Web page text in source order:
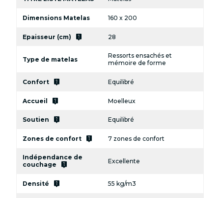
Dimensions Matelas 160 x 200
Epaisseur (cm) live_help 28
Type de matelas
Ressorts ensachés et
mémoire de forme
Confort live_help Equilibré
Accueil live_help Moelleux
Soutien live_help Equilibré
Zones de confort live_help 7 zones de confort
Indépendance de
couchage
live_help Excellente
Densité live_help 55 kg/m3